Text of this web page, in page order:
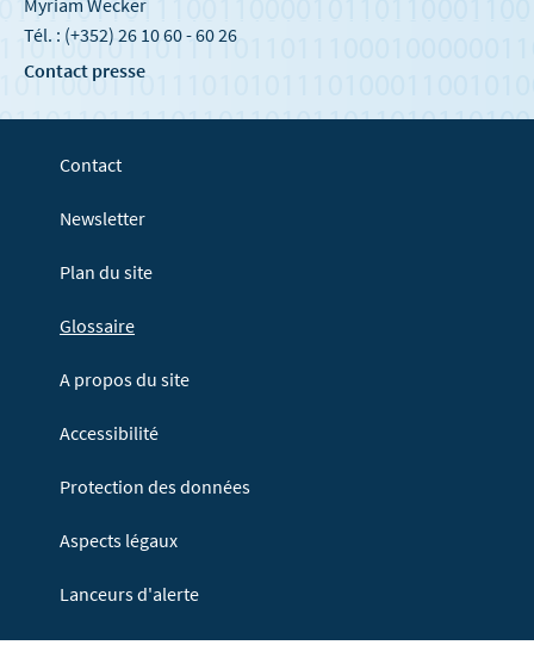
Tél. : (+352) 26 10 60 - 60 26
Contact presse
Contact
Newsletter
Plan du site
Glossaire
A propos du site
Accessibilité
Protection des données
Aspects légaux
Lanceurs d'alerte